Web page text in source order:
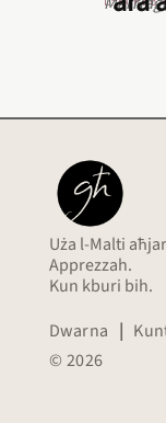
Uża l-Malti
Apprezzah.
Kun kburi bih.
Dwarna |
© 2026